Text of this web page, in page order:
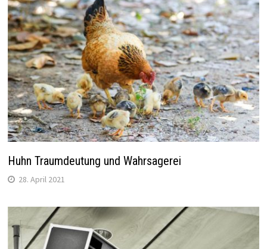
Huhn Traumdeutung und Wahrsagerei
28. April 2021